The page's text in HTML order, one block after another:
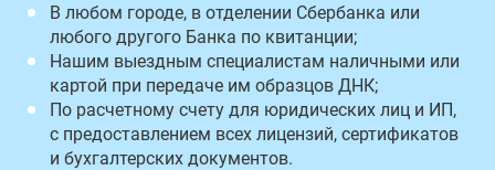
В любом городе, в отделении Сбербанка или
любого другого Банка по квитанции;
Нашим выездным специалистам наличными или
картой при передаче им образцов ДНК;
По расчетному счету для юридических лиц и ИП,
с предоставлением всех лицензий, сертификатов
и бухгалтерских документов.